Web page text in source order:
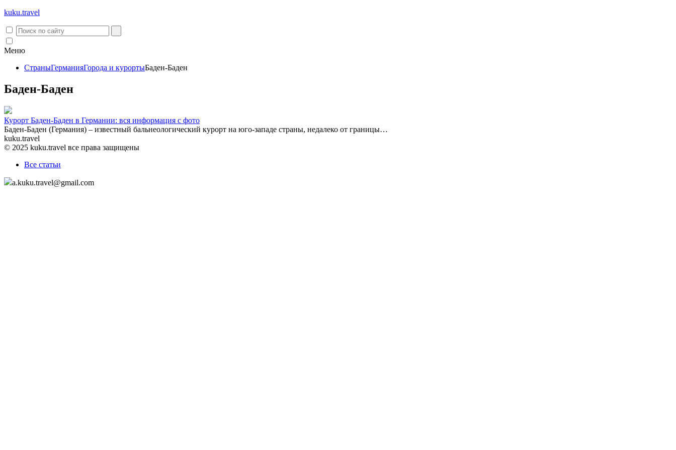
kuku.travel
Меню
СтраныГерманияГорода и курортыБаден-Баден
Баден-Баден
Курорт Баден-Баден в Германии: вся информация с фото
Баден-Баден (Германия) – известный бальнеологический курорт на юго-западе страны, недалеко от границы…
kuku.travel
© 2025 kuku.travel все права защищены
Все статьи
a.kuku.travel@gmail.com